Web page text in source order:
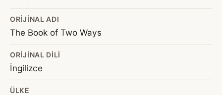
ORIJINAL ADI
The Book of Two Ways
ORIJINAL DILI
İngilizce
ÜLKE